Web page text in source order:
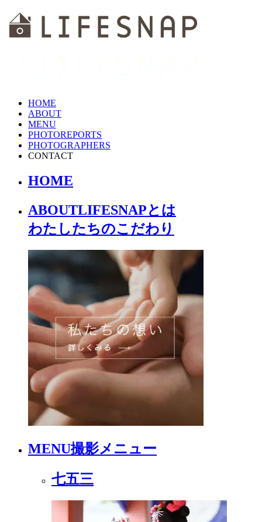
HOME
ABOUT
MENU
PHOTOREPORTS
PHOTOGRAPHERS
CONTACT
HOME
ABOUTLIFESNAPとは
わたしたちのこだわり
MENU撮影メニュー
七五三